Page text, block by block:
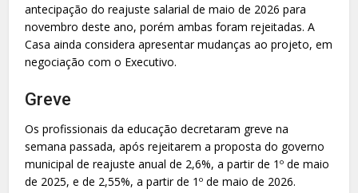
antecipação do reajuste salarial de maio de 2026 para
novembro deste ano, porém ambas foram rejeitadas. A
Casa ainda considera apresentar mudanças ao projeto, em
negociação com o Executivo.
Greve
Os profissionais da educação decretaram greve na
semana passada, após rejeitarem a proposta do governo
municipal de reajuste anual de 2,6%, a partir de 1º de maio
de 2025, e de 2,55%, a partir de 1º de maio de 2026.